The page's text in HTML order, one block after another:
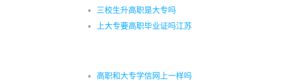
三校生升高职是大专吗
上大专要高职毕业证吗江苏
高职和大专学信网上一样吗